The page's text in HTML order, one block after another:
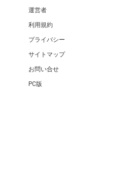
運営者
利用規約
プライバシー
サイトマップ
お問い合せ
PC版